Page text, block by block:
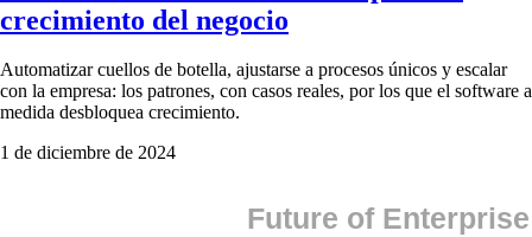
crecimiento del negocio
Automatizar cuellos de botella, ajustarse a procesos únicos y escalar
con la empresa: los patrones, con casos reales, por los que el software a
medida desbloquea crecimiento.
1 de diciembre de 2024